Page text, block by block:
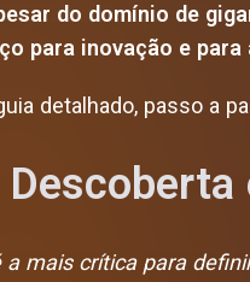
do domínio de
para inovação e
detalhado, passo a
a mais crítica para